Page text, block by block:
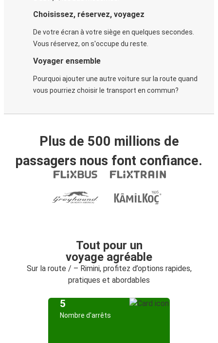
Choisissez, réservez, voyagez
De votre écran à votre siège en quelques secondes.
Vous réservez, on s'occupe du reste.
Voyager ensemble
Pourquoi ajouter une autre voiture sur la route quand
vous pourriez choisir le transport en commun?
Plus de 500 millions de
passagers nous font confiance.
Tout pour un
voyage agréable
Sur la route / – Rimini, profitez d’options rapides,
pratiques et abordables
5
Nombre d'arrêts